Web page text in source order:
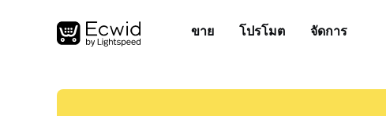
ขาย โปรโมต จัดการ